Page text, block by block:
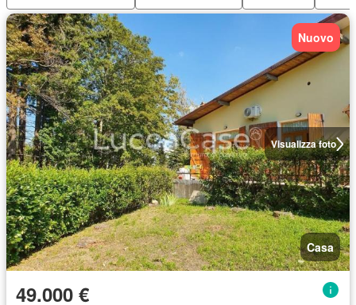
Visualizza foto
Nuovo
Casa
49.000 €